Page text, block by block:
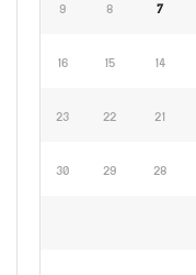
7
8
9
14
15
16
21
22
23
28
29
30